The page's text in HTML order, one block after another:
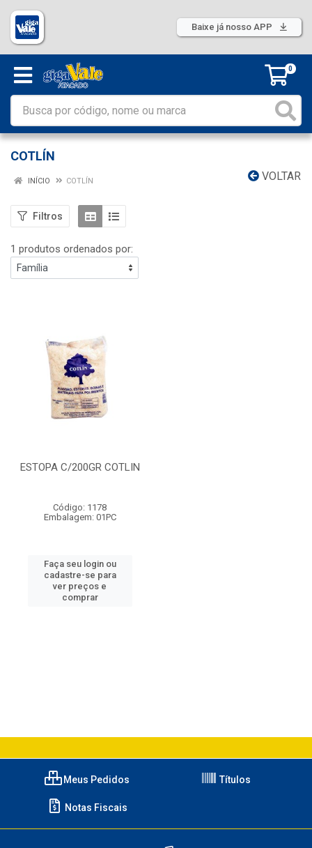
Baixe já nosso APP
0
COTLÍN
VOLTAR
INÍCIO COTLÍN
Filtros
1 produtos ordenados por:
ESTOPA C/200GR COTLIN
Código: 1178
Embalagem: 01PC
Faça seu login ou
cadastre-se para
ver preços e
comprar
Meus Pedidos Títulos
Notas Fiscais